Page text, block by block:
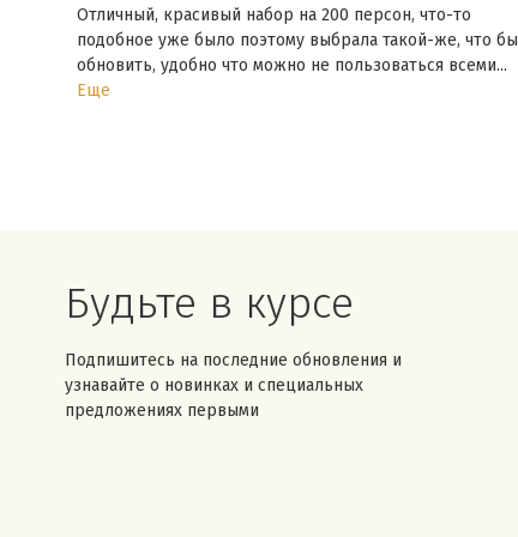
Отличный, красивый набор на 200 персон, что-то
подобное уже было поэтому выбрала такой-же, что бы
обновить, удобно что можно не пользоваться всеми...
Еще
Будьте в курсе
Подпишитесь на последние обновления и
узнавайте о новинках и специальных
предложениях первыми